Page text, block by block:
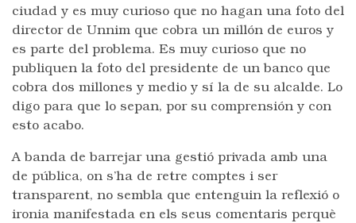
ciudad y es muy curioso que no hagan una foto del
director de Unnim que cobra un millón de euros y
es parte del problema. Es muy curioso que no
publiquen la foto del presidente de un banco que
cobra dos millones y medio y sí la de su alcalde. Lo
digo para que lo sepan, por su comprensión y con
esto acabo.
A banda de barrejar una gestió privada amb una
de pública, on s’ha de retre comptes i ser
transparent, no sembla que entenguin la reflexió o
ironia manifestada en els seus comentaris perquè